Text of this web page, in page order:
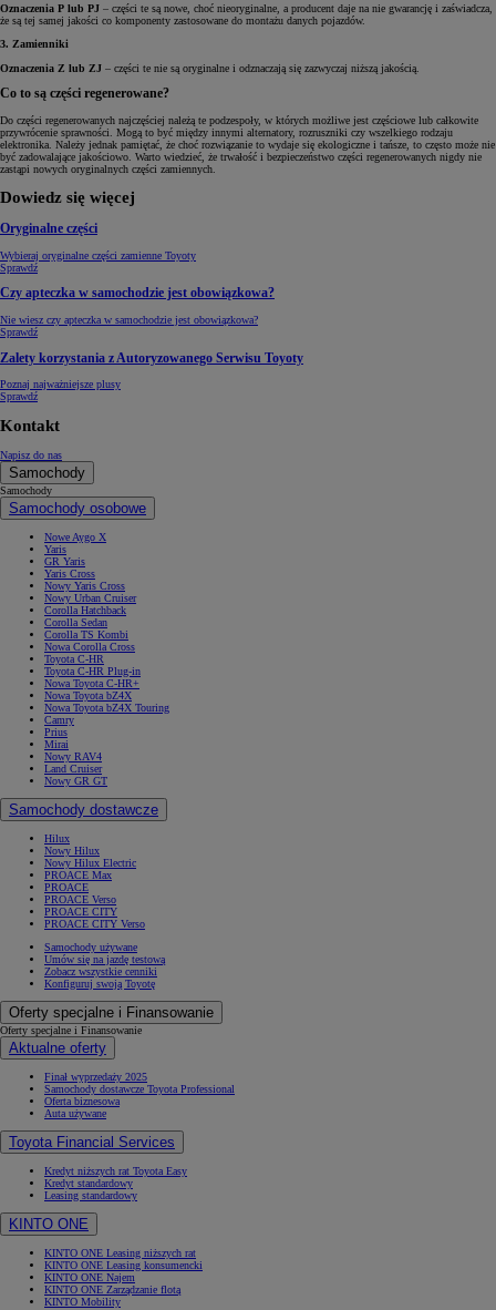
Oznaczenia P lub PJ – części te są nowe, choć nieoryginalne, a producent daje na nie gwarancję i zaświadcza,
że są tej samej jakości co komponenty zastosowane do montażu danych pojazdów.
3. Zamienniki
Oznaczenia Z lub ZJ – części te nie są oryginalne i odznaczają się zazwyczaj niższą jakością.
Co to są części regenerowane?
Do części regenerowanych najczęściej należą te podzespoły, w których możliwe jest częściowe lub całkowite
przywrócenie sprawności. Mogą to być między innymi alternatory, rozruszniki czy wszelkiego rodzaju
elektronika. Należy jednak pamiętać, że choć rozwiązanie to wydaje się ekologiczne i tańsze, to często może nie
być zadowalające jakościowo. Warto wiedzieć, że trwałość i bezpieczeństwo części regenerowanych nigdy nie
zastąpi nowych oryginalnych części zamiennych.
Dowiedz się więcej
Oryginalne części
Wybieraj oryginalne części zamienne Toyoty
Sprawdź
Czy apteczka w samochodzie jest obowiązkowa?
Nie wiesz czy apteczka w samochodzie jest obowiązkowa?
Sprawdź
Zalety korzystania z Autoryzowanego Serwisu Toyoty
Poznaj najważniejsze plusy
Sprawdź
Kontakt
Napisz do nas
Samochody
Samochody
Samochody osobowe
Nowe Aygo X
Yaris
GR Yaris
Yaris Cross
Nowy Yaris Cross
Nowy Urban Cruiser
Corolla Hatchback
Corolla Sedan
Corolla TS Kombi
Nowa Corolla Cross
Toyota C-HR
Toyota C-HR Plug-in
Nowa Toyota C-HR+
Nowa Toyota bZ4X
Nowa Toyota bZ4X Touring
Camry
Prius
Mirai
Nowy RAV4
Land Cruiser
Nowy GR GT
Samochody dostawcze
Hilux
Nowy Hilux
Nowy Hilux Electric
PROACE Max
PROACE
PROACE Verso
PROACE CITY
PROACE CITY Verso
Samochody używane
Umów się na jazdę testową
Zobacz wszystkie cenniki
Konfiguruj swoją Toyotę
Oferty specjalne i Finansowanie
Oferty specjalne i Finansowanie
Aktualne oferty
Finał wyprzedaży 2025
Samochody dostawcze Toyota Professional
Oferta biznesowa
Auta używane
Toyota Financial Services
Kredyt niższych rat Toyota Easy
Kredyt standardowy
Leasing standardowy
KINTO ONE
KINTO ONE Leasing niższych rat
KINTO ONE Leasing konsumencki
KINTO ONE Najem
KINTO ONE Zarządzanie flotą
KINTO Mobility